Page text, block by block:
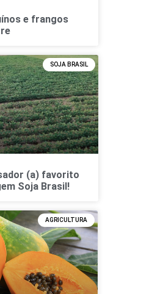
e frangos
SOJA BRASIL
(a) favorito
Soja Brasil!
AGRICULTURA